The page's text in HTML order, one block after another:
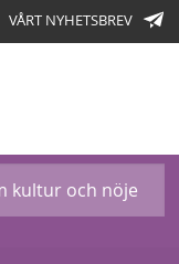
VÅRT NYHETSBREV